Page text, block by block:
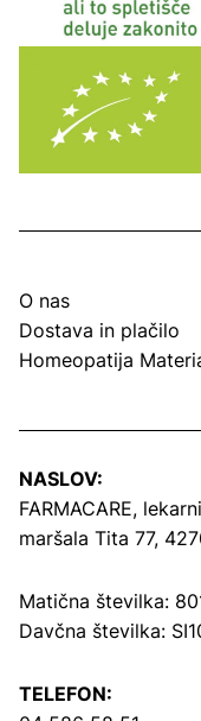
O nas
Dostava in plačilo
Homeopatija
NASLOV:
FARMACARE,
maršala Tita 77,
Matična številka:
Davčna številka:
TELEFON: